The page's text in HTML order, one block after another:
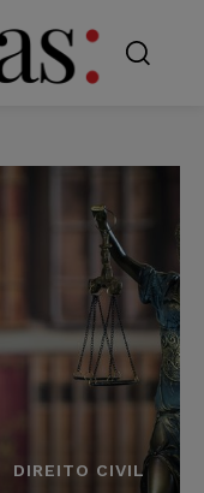
DIREITO CIVIL